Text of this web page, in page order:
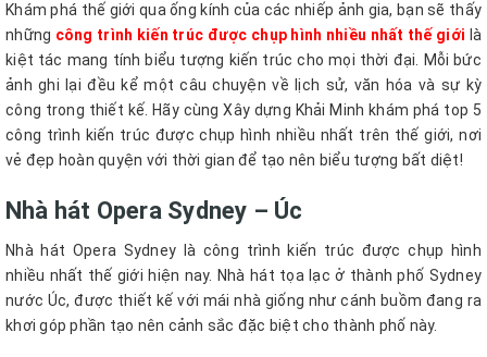
Khám phá thế giới qua ống kính của các nhiếp ảnh gia, bạn sẽ thấy
những công trình kiến trúc được chụp hình nhiều nhất thế giới là
kiệt tác mang tính biểu tượng kiến trúc cho mọi thời đại. Mỗi bức
ảnh ghi lại đều kể một câu chuyện về lịch sử, văn hóa và sự kỳ
công trong thiết kế. Hãy cùng Xây dựng Khải Minh khám phá top 5
công trình kiến trúc được chụp hình nhiều nhất trên thế giới, nơi
vẻ đẹp hoàn quyện với thời gian để tạo nên biểu tượng bất diệt!
Nhà hát Opera Sydney – Úc
Nhà hát Opera Sydney là công trình kiến trúc được chụp hình
nhiều nhất thế giới hiện nay. Nhà hát tọa lạc ở thành phố Sydney
nước Úc, được thiết kế với mái nhà giống như cánh buồm đang ra
khơi góp phần tạo nên cảnh sắc đặc biệt cho thành phố này.